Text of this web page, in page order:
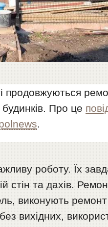
продовжуються
Про це
.
роботу. Їх
стін та дахів.
виконують
вихідних,